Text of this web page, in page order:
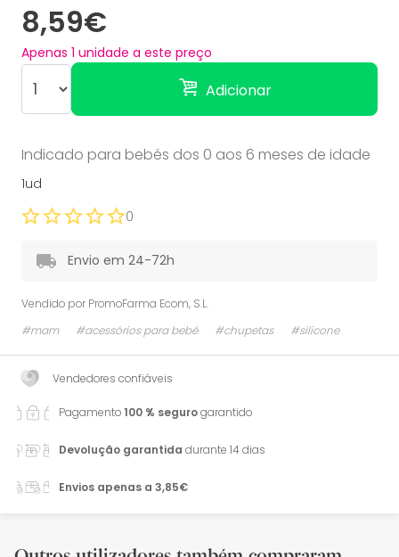
8,59€
Apenas 1 unidade a este preço
Adicionar
Indicado para bebés dos 0 aos 6 meses de idade
1ud
0
Envio em 24-72h
Vendido por PromoFarma Ecom, S.L.
#mam
#acessórios para bebé #chupetas #silicone
Vendedores confiáveis
Pagamento100 % segurogarantido
Devolução garantida durante 14 dias
Envios apenas a 3,85€